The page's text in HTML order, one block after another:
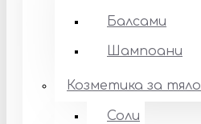
Балсами
Шампоани
Козметика за тяло
Соли